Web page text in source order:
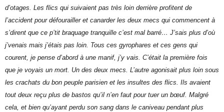
d’otages. Les flics qui suivaient pas très loin derrière profitent de
l’accident pour défourailler et canarder les deux mecs qui commencent à
s’dirent que ce p’tit braquage tranquille c’est mal barré… J’sais plus d’où
j’venais mais j’étais pas loin. Tous ces gyrophares et ces gens qui
courent, je pense d’abord à une manif, j’y vais. C’était la première fois
que je voyais un mort. Un des deux mecs. L’autre agonisait plus loin sous
les crachats du bon peuple parisien et les insultes des flics. Ils avaient
tout deux reçu plus de bastos qu’il n’en faut pour tuer un bœuf. Malgré
cela, et bien qu’ayant perdu son sang dans le caniveau pendant plus